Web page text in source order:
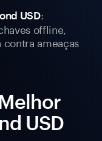
USD:
offline,
ameaças
USD